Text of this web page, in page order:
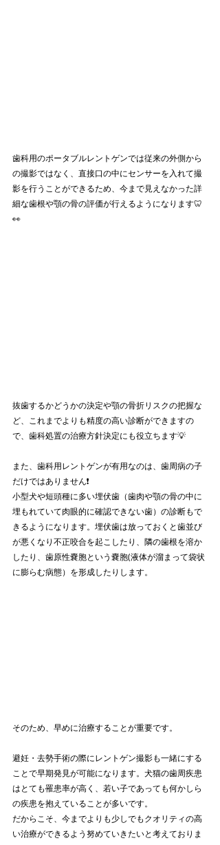
歯科用のポータブルレントゲンでは従来の外側から
の撮影ではなく、直接口の中にセンサーを入れて撮
影を行うことができるため、今まで見えなかった詳
細な歯根や顎の骨の評価が行えるようになります🦷
👀
抜歯するかどうかの決定や顎の骨折リスクの把握な
ど、これまでよりも精度の高い診断ができますの
で、歯科処置の治療方針決定にも役立ちます💡
また、歯科用レントゲンが有用なのは、歯周病の子
だけではありません❗️
小型犬や短頭種に多い埋伏歯（歯肉や顎の骨の中に
埋もれていて肉眼的に確認できない歯）の診断もで
きるようになります。埋伏歯は放っておくと歯並び
が悪くなり不正咬合を起こしたり、隣の歯根を溶か
したり、歯原性嚢胞という嚢胞(液体が溜まって袋状
に膨らむ病態）を形成したりします。
そのため、早めに治療することが重要です。
避妊・去勢手術の際にレントゲン撮影も一緒にする
ことで早期発見が可能になります。犬猫の歯周疾患
はとても罹患率が高く、若い子であっても何かしら
の疾患を抱えていることが多いです。
だからこそ、今までよりも少しでもクオリティの高
い治療ができるよう努めていきたいと考えておりま